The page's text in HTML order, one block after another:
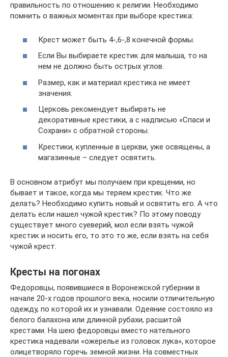
правильность по отношению к религии. Необходимо
помнить о важных моментах при выборе крестика:
Крест может быть 4-,6-,8 конечной формы.
Если Вы выбираете крестик для малыша, то на
нем не должно быть острых углов.
Размер, как и материал крестика не имеет
значения.
Церковь рекомендует выбирать не
декоративные крестики, а с надписью «Спаси и
Сохрани» с обратной стороны.
Крестики, купленные в церкви, уже освящены, а
магазинные – следует освятить.
В основном атрибут мы получаем при крещении, но
бывает и такое, когда мы теряем крестик. Что же
делать? Необходимо купить новый и освятить его. А что
делать если нашел чужой крестик? По этому поводу
существует много суеверий, мол если взять чужой
крестик и носить его, то это то же, если взять на себя
чужой крест.
Кресты на погонах
Федоровцы, появившиеся в Воронежской губернии в
начале 20-х годов прошлого века, носили отличительную
одежду, по которой их и узнавали. Одеяние состояло из
белого балахона или длинной рубахи, расшитой
крестами. На шею федоровцы вместо нательного
крестика надевали «ожерелье из головок лука», которое
олицетворяло горечь земной жизни. На совместных